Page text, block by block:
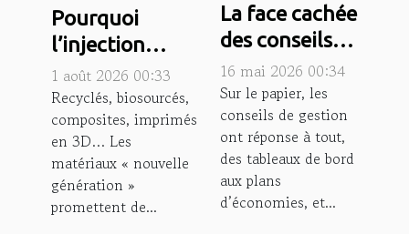
Pourquoi
l’injection
plastique reste
incontournable
face aux
nouveaux
matériaux
1 août 2026 00:33
Recyclés, biosourcés,
composites, imprimés
en 3D… Les
matériaux « nouvelle
génération »
promettent de...
La face cachée
des conseils
de gestion :
erreurs
fréquentes et
solutions
pragmatiques
16 mai 2026 00:34
Sur le papier, les
conseils de gestion
ont réponse à tout,
des tableaux de bord
aux plans
d’économies, et...